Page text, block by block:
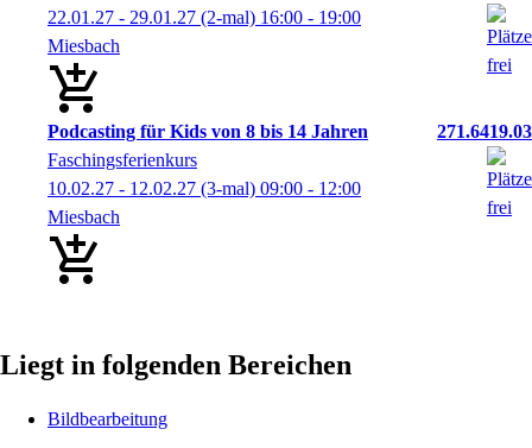
22.01.27 - 29.01.27 (2-mal) 16:00 - 19:00
Miesbach
Podcasting für Kids von 8 bis 14 Jahren
271.6419.03
Faschingsferienkurs
10.02.27 - 12.02.27 (3-mal) 09:00 - 12:00
Miesbach
Liegt in folgenden Bereichen
Bildbearbeitung